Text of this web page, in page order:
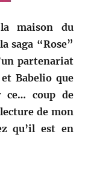
maison du
saga “Rose”
partenariat
Babelio que
ce… coup de
de mon
qu’il est en